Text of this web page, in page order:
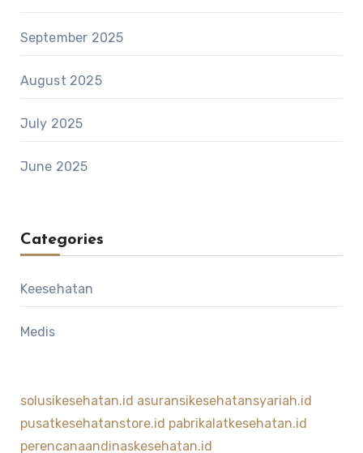
September 2025
August 2025
July 2025
June 2025
Categories
Keesehatan
Medis
solusikesehatan.id asuransikesehatansyariah.id
pusatkesehatanstore.id pabrikalatkesehatan.id
perencanaandinaskesehatan.id